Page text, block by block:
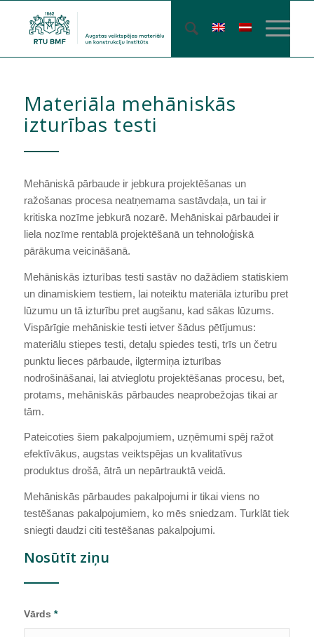
Materiāla mehāniskās
izturības testi
Mehāniskā pārbaude ir jebkura projektēšanas un
ražošanas procesa neatņemama sastāvdaļa, un tai ir
kritiska nozīme jebkurā nozarē. Mehāniskai pārbaudei ir
liela nozīme rentablā projektēšanā un tehnoloģiskā
pārākuma veicināšanā.
Mehāniskās izturības testi sastāv no dažādiem statiskiem
un dinamiskiem testiem, lai noteiktu materiāla izturību pret
lūzumu un tā izturību pret augšanu, kad sākas lūzums.
Vispārīgie mehāniskie testi ietver šādus pētījumus:
materiālu stiepes testi, detaļu spiedes testi, trīs un četru
punktu lieces pārbaude, ilgtermiņa izturības
nodrošināšanai, lai atvieglotu projektēšanas procesu, bet,
protams, mehāniskās pārbaudes neaprobežojas tikai ar
tām.
Pateicoties šiem pakalpojumiem, uzņēmumi spēj ražot
efektīvākus, augstas veiktspējas un kvalitatīvus
produktus drošā, ātrā un nepārtrauktā veidā.
Mehāniskās pārbaudes pakalpojumi ir tikai viens no
testēšanas pakalpojumiem, ko mēs sniedzam. Turklāt tiek
sniegti daudzi citi testēšanas pakalpojumi.
Nosūtīt ziņu
Vārds *